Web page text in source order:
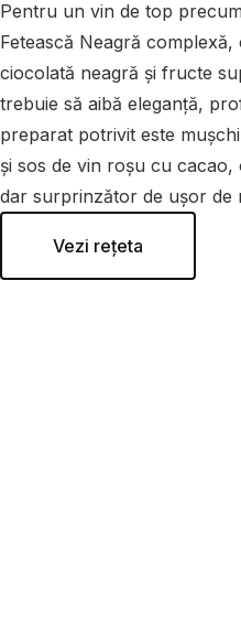
Pentru un vin de top
Fetească Neagră
ciocolată neagră și fructe
trebuie să aibă eleganță,
preparat potrivit este
și sos de vin roșu cu
dar surprinzător de ușor de
Vezi rețeta